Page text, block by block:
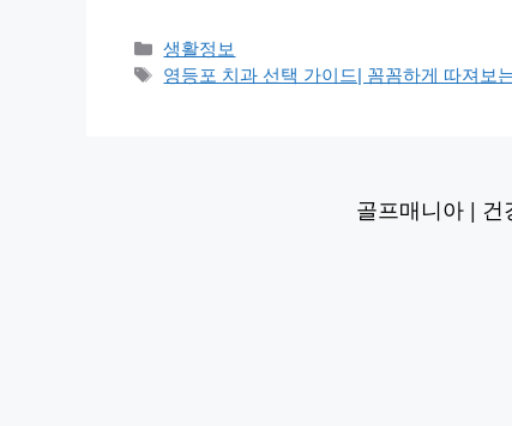
카
테
생활정보
태
영등포 치과 선택 가이드| 꼼꼼하게 따져보
골프매니아| 건